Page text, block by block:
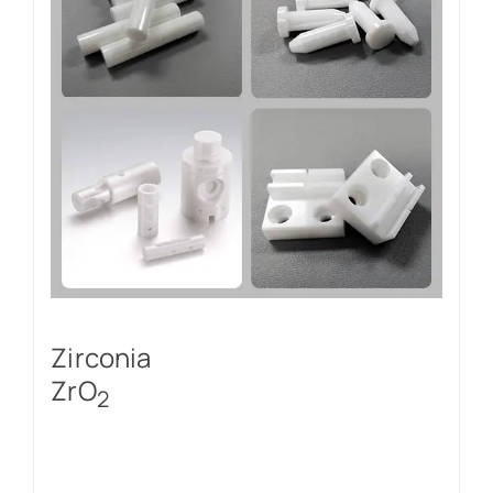
Zirconia
ZrO2